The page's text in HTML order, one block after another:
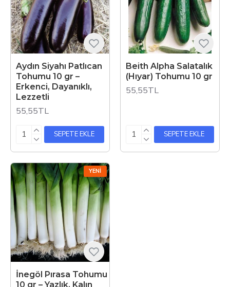
Aydın Siyahı Patlıcan
Tohumu 10 gr –
Erkenci, Dayanıklı,
Lezzetli
55,55TL
SEPETE EKLE
Beith Alpha Salatalık
(Hıyar) Tohumu 10 gr
55,55TL
SEPETE EKLE
YENI
İnegöl Pırasa Tohumu
10 gr – Yazlık, Kalın